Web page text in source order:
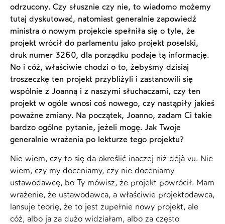
odrzucony. Czy słusznie czy nie, to wiadomo możemy
tutaj dyskutować, natomiast generalnie zapowiedź
ministra o nowym projekcie spełniła się o tyle, że
projekt wrócił do parlamentu jako projekt poselski,
druk numer 3260, dla porządku podaje tą informację.
No i cóż, właściwie chodzi o to, żebyśmy dzisiaj
troszeczkę ten projekt przybliżyli i zastanowili się
wspólnie z Joanną i z naszymi słuchaczami, czy ten
projekt w ogóle wnosi coś nowego, czy nastąpiły jakieś
poważne zmiany. Na początek, Joanno, zadam Ci takie
bardzo ogólne pytanie, jeżeli mogę. Jak Twoje
generalnie wrażenia po lekturze tego projektu?
Nie wiem, czy to się da określić inaczej niż déjà vu. Nie
wiem, czy my doceniamy, czy nie doceniamy
ustawodawcę, bo Ty mówisz, że projekt powrócił. Mam
wrażenie, że ustawodawca, a właściwie projektodawca,
lansuje teorię, że to jest zupełnie nowy projekt, ale
cóż, albo ja za dużo widziałam, albo za często